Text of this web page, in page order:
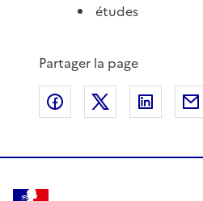
études
Partager la page
Partager sur Facebook
Partager sur X